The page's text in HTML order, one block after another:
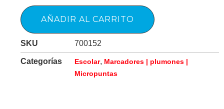
AÑADIR AL CARRITO
SKU 700152
Categorías Escolar, Marcadores | plumones |
Micropuntas